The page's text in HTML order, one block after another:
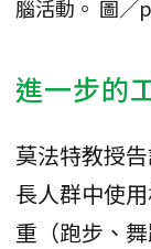
腦活動。 圖／
進一步的
莫法特教授
長人群中使
重（跑步、